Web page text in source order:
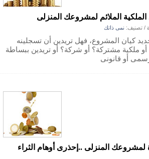
الملائم لمشروعك المنزلى
/ تصنيف: نمى ذاتك
كيان المشروع، فهل تريدين أن تسجلينه
ملكية مشتركة؟ أو شركة؟ أو تريدين ببساطة
أو قانونى
لمشروعك المنزلى ..إحذرى أوهام الثراء